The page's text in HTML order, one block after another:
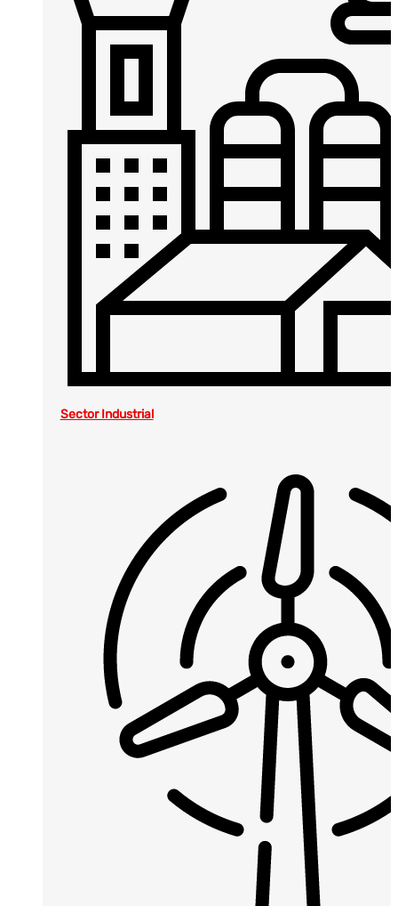
Sector Industrial